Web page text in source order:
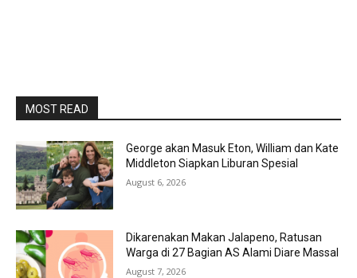
MOST READ
George akan Masuk Eton, William dan Kate
Middleton Siapkan Liburan Spesial
August 6, 2026
Dikarenakan Makan Jalapeno, Ratusan
Warga di 27 Bagian AS Alami Diare Massal
August 7, 2026